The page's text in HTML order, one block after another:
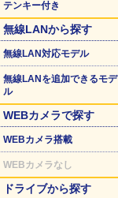
テンキー付き
無線LANから探す
無線LAN対応モデル
無線LANを追加できるモデ
ル
WEBカメラで探す
WEBカメラ搭載
WEBカメラなし
ドライブから探す